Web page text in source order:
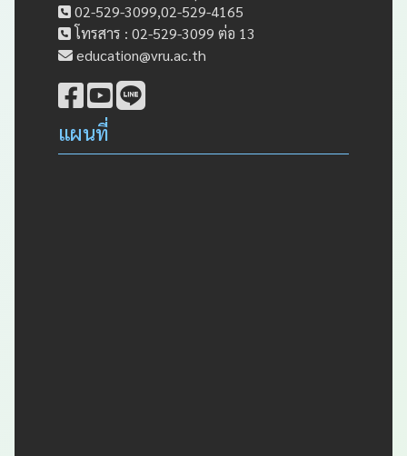
02-529-3099,02-529-4165
โทรสาร : 02-529-3099 ต่อ 13
education@vru.ac.th
แผนที่